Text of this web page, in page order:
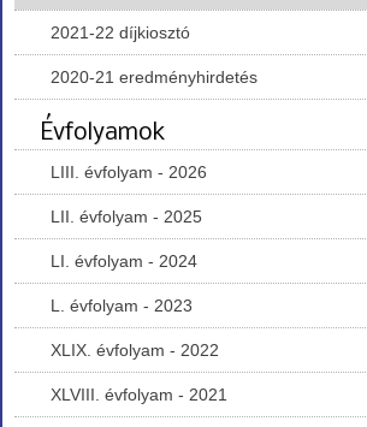
2021-22 díjkiosztó
2020-21 eredményhirdetés
Évfolyamok
LIII. évfolyam - 2026
LII. évfolyam - 2025
LI. évfolyam - 2024
L. évfolyam - 2023
XLIX. évfolyam - 2022
XLVIII. évfolyam - 2021